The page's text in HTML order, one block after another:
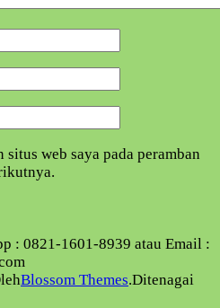
situs web saya pada peramban
: 0821-1601-8939 atau Email :
Blossom Themes.Ditenagai